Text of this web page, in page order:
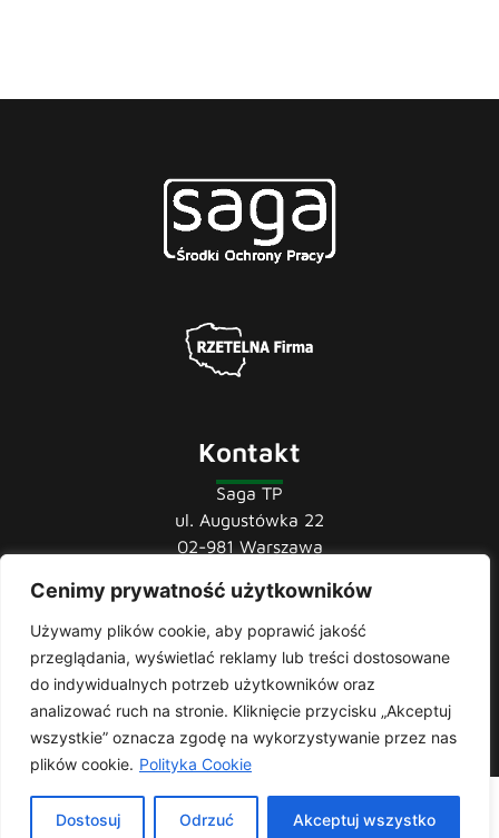
Cenimy prywatność użytkowników
Używamy plików cookie, aby poprawić jakość
przeglądania, wyświetlać reklamy lub treści dostosowane
do indywidualnych potrzeb użytkowników oraz
analizować ruch na stronie. Kliknięcie przycisku „Akceptuj
wszystkie” oznacza zgodę na wykorzystywanie przez nas
plików cookie. Polityka Cookie
Dostosuj Odrzuć Akceptuj wszystko
Kontakt
Saga TP
ul. Augustówka 22
02-981 Warszawa
tel.: 22 741 36 85
22 852 43 60
mail:biuro@sagatp.pl
Saga T.P. © 2020 All rights Reserved. Made with bySkydoo
Polityka prywatności| Producent i importer odzieży roboczej